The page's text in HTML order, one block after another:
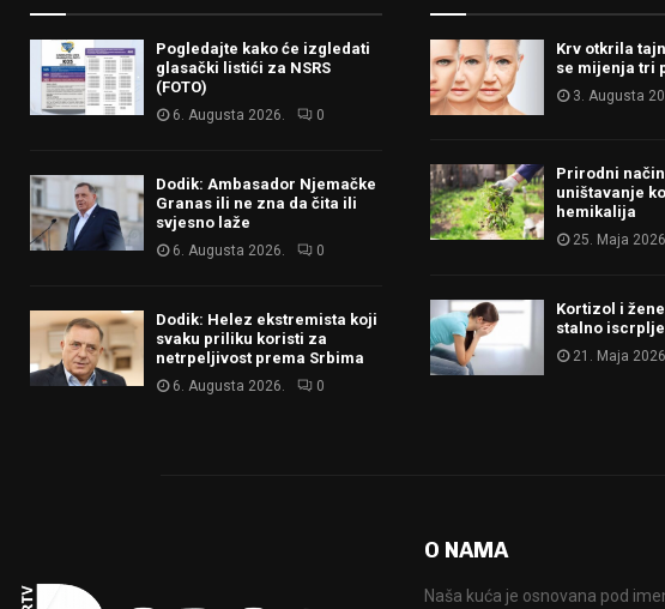
Pogledajte kako će izgledati
glasački listići za NSRS
(FOTO)
6. Augusta 2026. 0
Dodik: Ambasador Njemačke
Granas ili ne zna da čita ili
svjesno laže
6. Augusta 2026. 0
Dodik: Helez ekstremista koji
svaku priliku koristi za
netrpeljivost prema Srbima
6. Augusta 2026. 0
Krv otkrila
se mijenja tri
3. Augusta
Prirodni
uništavanje
hemikalija
25. Maja
Kortizol i
stalno
21. Maja
O NAMA
Naša kuća je osnovana pod